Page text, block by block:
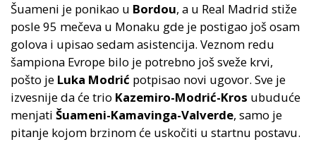
Šuameni je ponikao u Bordou, a u Real Madrid stiže
posle 95 mečeva u Monaku gde je postigao još osam
golova i upisao sedam asistencija. Veznom redu
šampiona Evrope bilo je potrebno još sveže krvi,
pošto je Luka Modrić potpisao novi ugovor. Sve je
izvesnije da će trio Kazemiro-Modrić-Kros ubuduće
menjati Šuameni-Kamavinga-Valverde, samo je
pitanje kojom brzinom će uskočiti u startnu postavu.